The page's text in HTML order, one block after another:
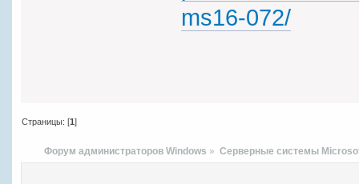
ms16-072/
Страницы: [1]
Форум администраторов Windows » Серверные системы